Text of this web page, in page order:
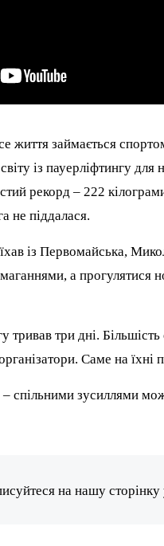
життя займається
із пауерліфтингу
рекорд – 222
не піддалася.
із Первомайська,
а прогулятися
тривав три дні.
Саме на їхні
спільними зусиллями
на нашу